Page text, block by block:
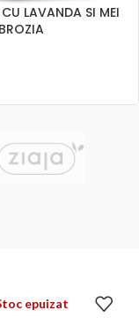
LAVANDA SI MEI
epuizat